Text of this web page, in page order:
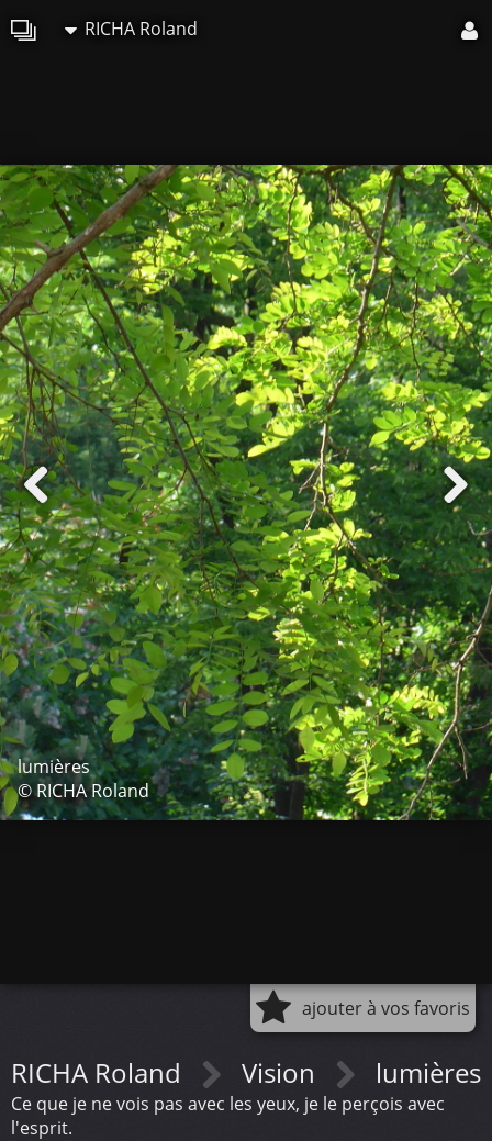
RICHA Roland
lumières
© RICHA Roland
ajouter à vos favoris
RICHA Roland Vision lumières
Ce que je ne vois pas avec les yeux, je le perçois avec
l'esprit.